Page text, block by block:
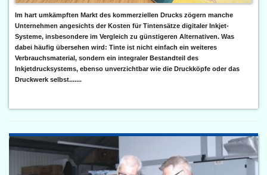
Im hart umkämpften Markt des kommerziellen Drucks zögern manche
Unternehmen angesichts der Kosten für Tintensätze digitaler Inkjet-
Systeme, insbesondere im Vergleich zu günstigeren Alternativen. Was
dabei häufig übersehen wird: Tinte ist nicht einfach ein weiteres
Verbrauchsmaterial, sondern ein integraler Bestandteil des
Inkjetdrucksystems, ebenso unverzichtbar wie die Druckköpfe oder das
Druckwerk selbst.......